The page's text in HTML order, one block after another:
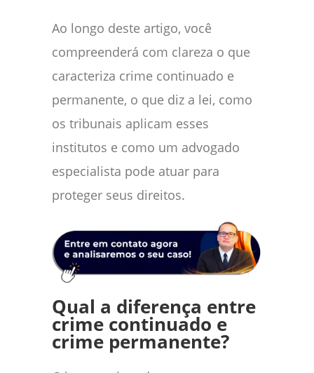
Ao longo deste artigo, você
compreenderá com clareza o que
caracteriza crime continuado e
permanente, o que diz a lei, como
os tribunais aplicam esses
institutos e como um advogado
especialista pode atuar para
proteger seus direitos.
Qual a diferença entre
crime continuado e
crime permanente?